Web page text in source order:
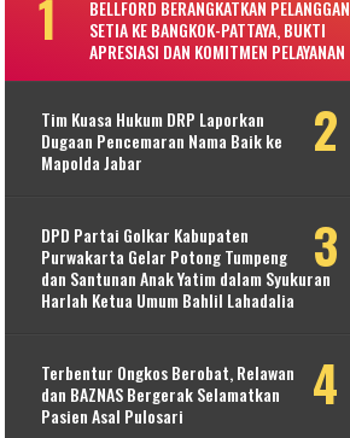
BELLFORD BERANGKATKAN PELANGGAN
SETIA KE BANGKOK-PATTAYA, BUKTI
APRESIASI DAN KOMITMEN PELAYANAN
Tim Kuasa Hukum DRP Laporkan
Dugaan Pencemaran Nama Baik ke
Mapolda Jabar
DPD Partai Golkar Kabupaten
Purwakarta Gelar Potong Tumpeng
dan Santunan Anak Yatim dalam Syukuran
Harlah Ketua Umum Bahlil Lahadalia
Terbentur Ongkos Berobat, Relawan
dan BAZNAS Bergerak Selamatkan
Pasien Asal Pulosari